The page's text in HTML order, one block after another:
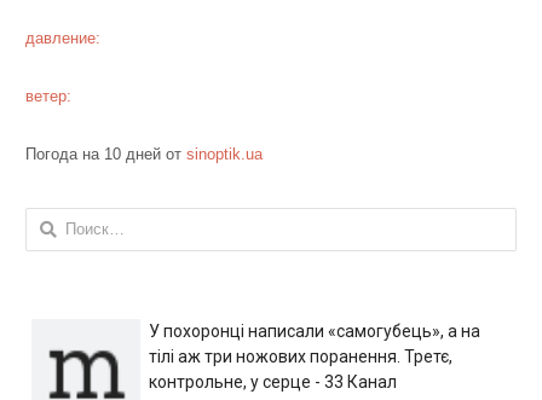
давление:
ветер:
Погода на 10 дней от sinoptik.ua
Найти:
У похоронці написали «самогубець», а на
тілі аж три ножових поранення. Третє,
контрольне, у серце - 33 Канал